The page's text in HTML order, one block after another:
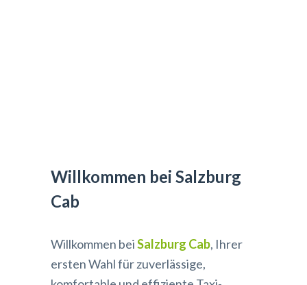
Willkommen bei Salzburg
Cab
Willkommen beiSalzburg Cab, Ihrer
ersten Wahl für zuverlässige,